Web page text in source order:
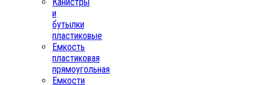
и
бутылки
пластиковые
Емкость
пластиковая
прямоугольная
Емкости